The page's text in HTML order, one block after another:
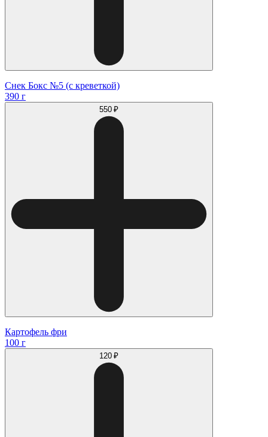
Снек Бокс №5 (с креветкой)
390 г
550 ₽
Картофель фри
100 г
120 ₽